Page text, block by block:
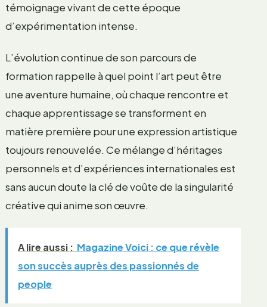
témoignage vivant de cette époque
d’expérimentation intense.
L’évolution continue de son parcours de
formation rappelle à quel point l’art peut être
une aventure humaine, où chaque rencontre et
chaque apprentissage se transforment en
matière première pour une expression artistique
toujours renouvelée. Ce mélange d’héritages
personnels et d’expériences internationales est
sans aucun doute la clé de voûte de la singularité
créative qui anime son œuvre.
A lire aussi : Magazine Voici : ce que révèle
son succès auprès des passionnés de
people